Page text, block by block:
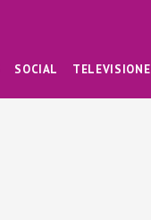
SOCIAL TELEVISIONE